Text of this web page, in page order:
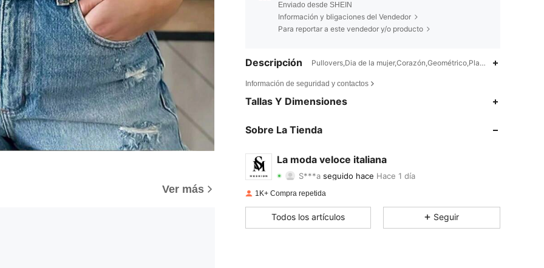
Ver más
Enviado desde SHEIN
Información y bligaciones del Vendedor
Para reportar a este vendedor y/o producto
Descripción Pullovers,Dia de la mujer,Corazón,Geométrico,Plantas
Información de seguridad y contactos
Tallas Y Dimensiones
Sobre La Tienda
La moda veloce italiana
S***a seguido hace Hace 1 día
4,81 Calificación 66Artículos 721Seguidores
4,81 66 721
1K+ Compra repetida
Todos los artículos Seguir